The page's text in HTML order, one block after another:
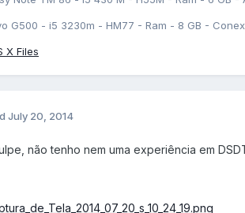
G500 - i5 3230m - HM77 - Ram - 8 GB -
X Files
July 20, 2014
não tenho nem uma experiência em